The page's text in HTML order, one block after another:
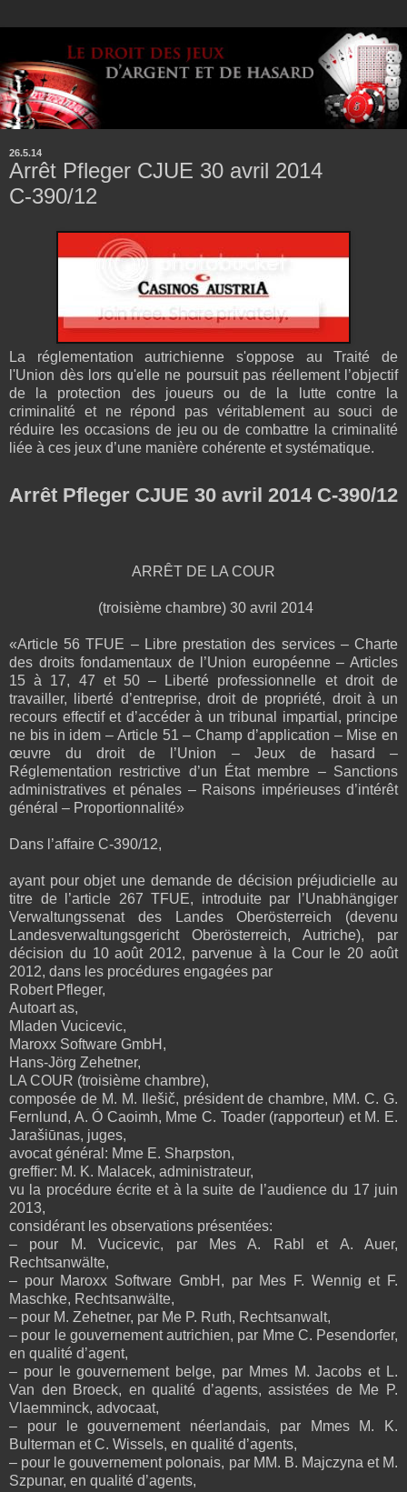
26.5.14
Arrêt Pfleger CJUE 30 avril 2014
C‑390/12
La réglementation autrichienne s'oppose au Traité de
l'Union dès lors qu'elle ne poursuit pas réellement l’objectif
de la protection des joueurs ou de la lutte contre la
criminalité et ne répond pas véritablement au souci de
réduire les occasions de jeu ou de combattre la criminalité
liée à ces jeux d’une manière cohérente et systématique.
Arrêt Pfleger CJUE 30 avril 2014 C‑390/12
ARRÊT DE LA COUR
(troisième chambre) 30 avril 2014
«Article 56 TFUE – Libre prestation des services – Charte
des droits fondamentaux de l’Union européenne – Articles
15 à 17, 47 et 50 – Liberté professionnelle et droit de
travailler, liberté d’entreprise, droit de propriété, droit à un
recours effectif et d’accéder à un tribunal impartial, principe
ne bis in idem – Article 51 – Champ d’application – Mise en
œuvre du droit de l’Union – Jeux de hasard –
Réglementation restrictive d’un État membre – Sanctions
administratives et pénales – Raisons impérieuses d’intérêt
général – Proportionnalité»
Dans l’affaire C‑390/12,
ayant pour objet une demande de décision préjudicielle au
titre de l’article 267 TFUE, introduite par l’Unabhängiger
Verwaltungssenat des Landes Oberösterreich (devenu
Landesverwaltungsgericht Oberösterreich, Autriche), par
décision du 10 août 2012, parvenue à la Cour le 20 août
2012, dans les procédures engagées par
Robert Pfleger,
Autoart as,
Mladen Vucicevic,
Maroxx Software GmbH,
Hans-Jörg Zehetner,
LA COUR (troisième chambre),
composée de M. M. Ilešič, président de chambre, MM. C. G.
Fernlund, A. Ó Caoimh, Mme C. Toader (rapporteur) et M. E.
Jarašiūnas, juges,
avocat général: Mme E. Sharpston,
greffier: M. K. Malacek, administrateur,
vu la procédure écrite et à la suite de l’audience du 17 juin
2013,
considérant les observations présentées:
– pour M. Vucicevic, par Mes A. Rabl et A. Auer,
Rechtsanwälte,
– pour Maroxx Software GmbH, par Mes F. Wennig et F.
Maschke, Rechtsanwälte,
– pour M. Zehetner, par Me P. Ruth, Rechtsanwalt,
– pour le gouvernement autrichien, par Mme C. Pesendorfer,
en qualité d’agent,
– pour le gouvernement belge, par Mmes M. Jacobs et L.
Van den Broeck, en qualité d’agents, assistées de Me P.
Vlaemminck, advocaat,
– pour le gouvernement néerlandais, par Mmes M. K.
Bulterman et C. Wissels, en qualité d’agents,
– pour le gouvernement polonais, par MM. B. Majczyna et M.
Szpunar, en qualité d’agents,